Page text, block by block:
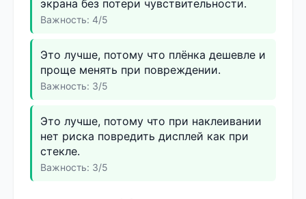
экрана без потери чувствительности.
Важность: 4/5
Это лучше, потому что плёнка дешевле и
проще менять при повреждении.
Важность: 3/5
Это лучше, потому что при наклеивании
нет риска повредить дисплей как при
стекле.
Важность: 3/5